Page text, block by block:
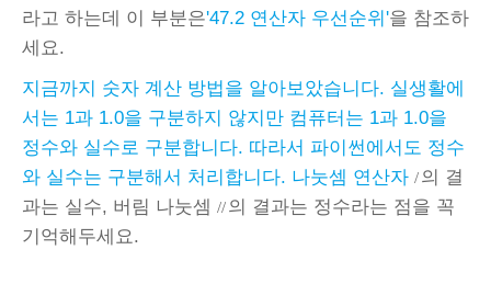
라고 하는데 이 부분은'47.2 연산자 우선순위'을 참조하
세요.
지금까지 숫자 계산 방법을 알아보았습니다. 실생활에
서는 1과 1.0을 구분하지 않지만 컴퓨터는 1과 1.0을
정수와 실수로 구분합니다. 따라서 파이썬에서도 정수
와 실수는 구분해서 처리합니다. 나눗셈 연산자 /의 결
과는 실수, 버림 나눗셈 //의 결과는 정수라는 점을 꼭
기억해두세요.